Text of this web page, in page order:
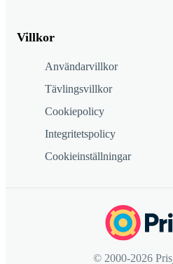
Villkor
Användarvillkor
Tävlingsvillkor
Cookiepolicy
Integritetspolicy
Cookieinställningar
© 2000-2026